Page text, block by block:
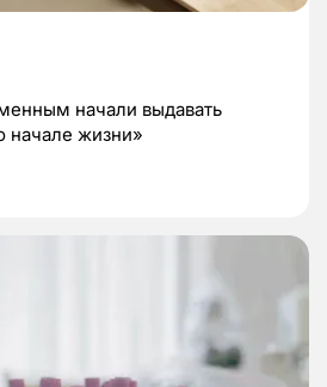
начали выдавать
начале жизни»